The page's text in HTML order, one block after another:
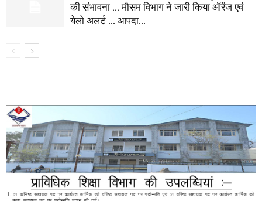
की संभावना … मौसम विभाग ने जारी किया ऑरेंज एवं
येलो अलर्ट … आपदा...